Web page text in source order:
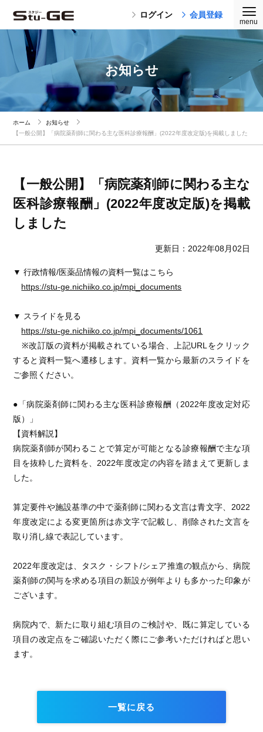
ログイン 会員登録
お知らせ
ホーム
お知らせ
【一般公開】「病院薬剤師に関わる主な医科診療報酬」(2022年度改定版)を掲載しました
【一般公開】「病院薬剤師に関わる主な
医科診療報酬」(2022年度改定版)を掲載
しました
更新日：2022年08月02日
▼ 行政情報/医薬品情報の資料一覧はこちら
https://stu-ge.nichiiko.co.jp/mpi_documents
▼ スライドを見る
https://stu-ge.nichiiko.co.jp/mpi_documents/1061
※改訂版の資料が掲載されている場合、上記URLをクリック
すると資料一覧へ遷移します。資料一覧から最新のスライドを
ご参照ください。
●「病院薬剤師に関わる主な医科診療報酬（2022年度改定対応
版）」
【資料解説】
病院薬剤師が関わることで算定が可能となる診療報酬で主な項
目を抜粋した資料を、2022年度改定の内容を踏まえて更新しま
した。
算定要件や施設基準の中で薬剤師に関わる文言は青文字、2022
年度改定による変更箇所は赤文字で記載し、削除された文言を
取り消し線で表記しています。
2022年度改定は、タスク・シフト/シェア推進の観点から、病院
薬剤師の関与を求める項目の新設が例年よりも多かった印象が
ございます。
病院内で、新たに取り組む項目のご検討や、既に算定している
項目の改定点をご確認いただく際にご参考いただければと思い
ます。
一覧に戻る